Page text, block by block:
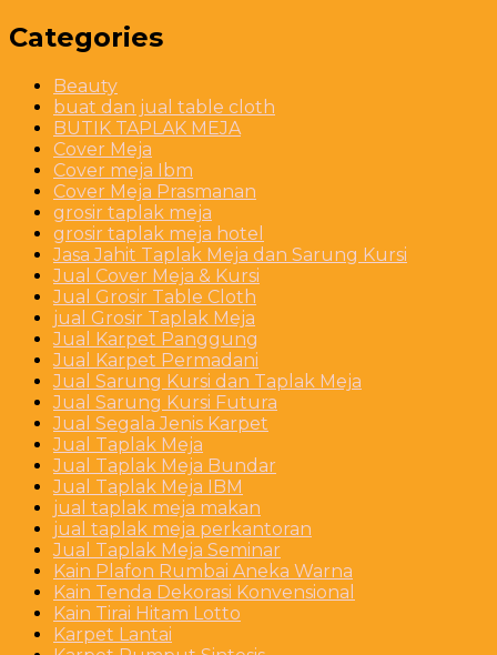
Categories
Beauty
buat dan jual table cloth
BUTIK TAPLAK MEJA
Cover Meja
Cover meja Ibm
Cover Meja Prasmanan
grosir taplak meja
grosir taplak meja hotel
Jasa Jahit Taplak Meja dan Sarung Kursi
Jual Cover Meja & Kursi
Jual Grosir Table Cloth
jual Grosir Taplak Meja
Jual Karpet Panggung
Jual Karpet Permadani
Jual Sarung Kursi dan Taplak Meja
Jual Sarung Kursi Futura
Jual Segala Jenis Karpet
Jual Taplak Meja
Jual Taplak Meja Bundar
Jual Taplak Meja IBM
jual taplak meja makan
jual taplak meja perkantoran
Jual Taplak Meja Seminar
Kain Plafon Rumbai Aneka Warna
Kain Tenda Dekorasi Konvensional
Kain Tirai Hitam Lotto
Karpet Lantai